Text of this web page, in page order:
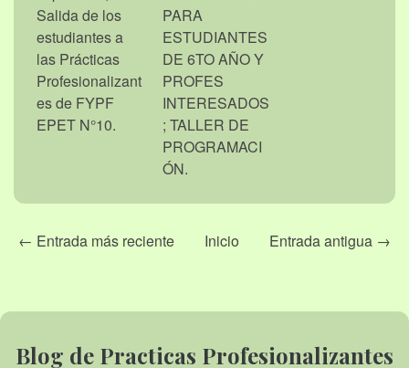
Salida de los
estudiantes a
las Prácticas
Profesionalizant
es de FYPF
EPET N°10.
PARA
ESTUDIANTES
DE 6TO AÑO Y
PROFES
INTERESADOS
; TALLER DE
PROGRAMACI
ÓN.
← Entrada más reciente Entrada antigua →
Inicio
Blog de Practicas Profesionalizantes